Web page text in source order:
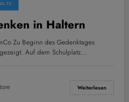
TV
in Haltern
Zu Beginn des Gedenktages
Auf dem Schulplatz…
Weiterlesen